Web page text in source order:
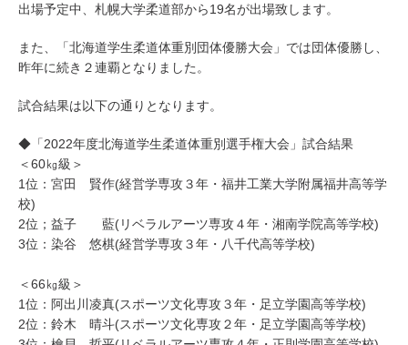
出場予定中、札幌大学柔道部から19名が出場致します。
また、「北海道学生柔道体重別団体優勝大会」では団体優勝し、
昨年に続き２連覇となりました。
試合結果は以下の通りとなります。
◆「2022年度北海道学生柔道体重別選手権大会」試合結果
＜60㎏級＞
1位：宮田 賢作(経営学専攻３年・福井工業大学附属福井高等学
校)
2位；益子 藍(リベラルアーツ専攻４年・湘南学院高等学校)
3位：染谷 悠棋(経営学専攻３年・八千代高等学校)
＜66㎏級＞
1位：阿出川凌真(スポーツ文化専攻３年・足立学園高等学校)
2位：鈴木 晴斗(スポーツ文化専攻２年・足立学園高等学校)